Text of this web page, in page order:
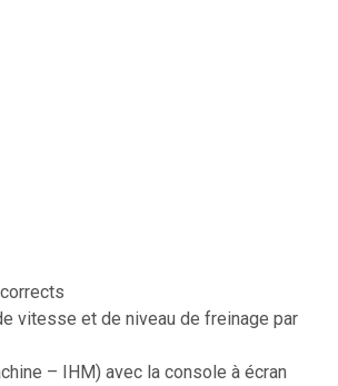
vitesse et de niveau de freinage par
– IHM) avec la console à écran